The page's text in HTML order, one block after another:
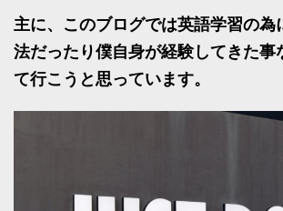
主に、このブログでは英語学習の為
法だったり僕自身が経験してきた事
て行こうと思っています。